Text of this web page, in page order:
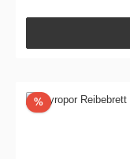
%Rabatt